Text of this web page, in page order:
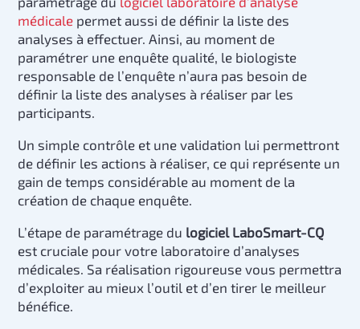
médicale permet aussi de définir la liste des
analyses à effectuer. Ainsi, au moment de
paramétrer une enquête qualité, le biologiste
responsable de l’enquête n’aura pas besoin de
définir la liste des analyses à réaliser par les
participants.
Un simple contrôle et une validation lui permettront
de définir les actions à réaliser, ce qui représente un
gain de temps considérable au moment de la
création de chaque enquête.
L’étape de paramétrage du logiciel LaboSmart-CQ
est cruciale pour votre laboratoire d’analyses
médicales. Sa réalisation rigoureuse vous permettra
d’exploiter au mieux l’outil et d’en tirer le meilleur
bénéfice.